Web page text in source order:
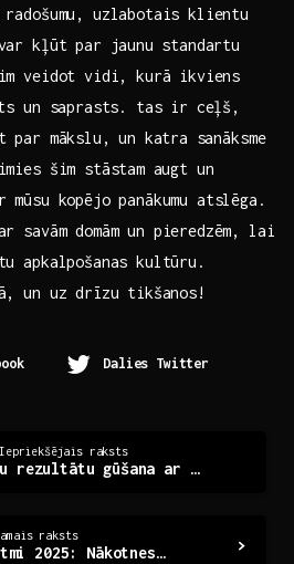
uzlabotais‍ klientu
kļūt par jaunu⁤ standartu
veidot vidi, kurā‌ ikviens
​un saprasts. ‌tas ir ceļš,
par‍ mākslu, un ⁣katra ⁤sanāksme
šim stāstam ⁤augt un
kopējo‌ panākumu atslēga.
domām un pieredzēm, lai
apkalpošanas kultūru.
un uz drīzu​ tikšanos!
Dalies Twitter
Iepriekšējais raksts
Efektīvāku rezultātu gūšana ar mārketinga automatizāciju
raksts
Google Algoritmi 2025: Nākotnes Meklēšanas Virzieni